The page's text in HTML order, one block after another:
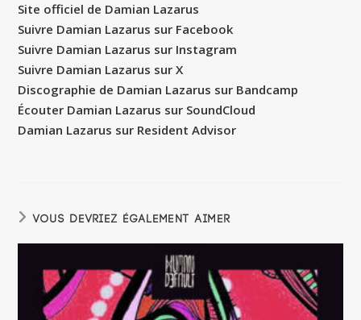
Site officiel de Damian Lazarus
Suivre Damian Lazarus sur Facebook
Suivre Damian Lazarus sur Instagram
Suivre Damian Lazarus sur X
Discographie de Damian Lazarus sur Bandcamp
Écouter Damian Lazarus sur SoundCloud
Damian Lazarus sur Resident Advisor
VOUS DEVRIEZ ÉGALEMENT AIMER